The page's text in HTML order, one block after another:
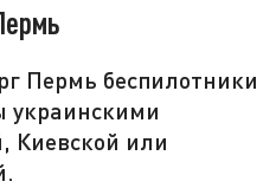
Пермь беспилотники
украинскими
Киевской или